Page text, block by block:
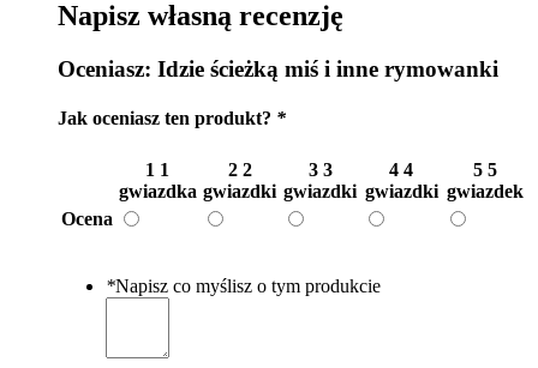
Napisz własną recenzję
Oceniasz: Idzie ścieżką miś i inne rymowanki
Jak oceniasz ten produkt? *
1 1
gwiazdka
2 2
gwiazdki
3 3
gwiazdki
4 4
gwiazdki
5 5
gwiazdek
Ocena
*Napisz co myślisz o tym produkcie